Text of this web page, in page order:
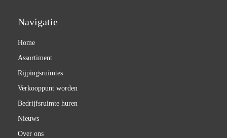
Navigatie
Home
Assortiment
Rijpingsruimtes
Verkooppunt worden
Bedrijfsruimte huren
Nieuws
Over ons